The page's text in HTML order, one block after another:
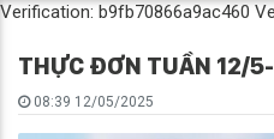
Verification: b9fb70866a9ac460
THỰC ĐƠN TUẦN 12/
08:39 12/05/2025